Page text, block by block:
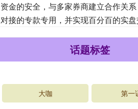
资金的安全，与多家券商建立合作关
对接的专款专用，并实现百分百的实盘
话题标签
大咖 第一